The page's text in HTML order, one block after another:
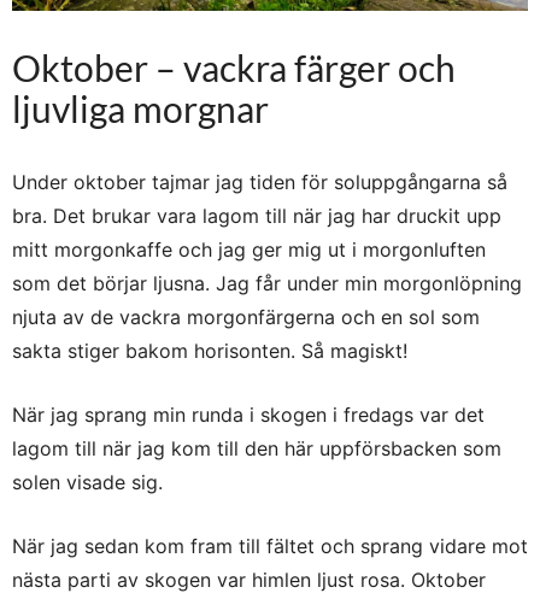
Oktober – vackra färger och
ljuvliga morgnar
Under oktober tajmar jag tiden för soluppgångarna så
bra. Det brukar vara lagom till när jag har druckit upp
mitt morgonkaffe och jag ger mig ut i morgonluften
som det börjar ljusna. Jag får under min morgonlöpning
njuta av de vackra morgonfärgerna och en sol som
sakta stiger bakom horisonten. Så magiskt!
När jag sprang min runda i skogen i fredags var det
lagom till när jag kom till den här uppförsbacken som
solen visade sig.
När jag sedan kom fram till fältet och sprang vidare mot
nästa parti av skogen var himlen ljust rosa. Oktober